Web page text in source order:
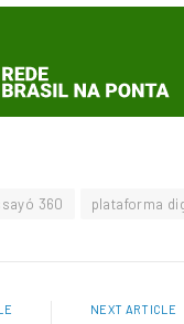
360 plataforma
NEXT ARTICLE